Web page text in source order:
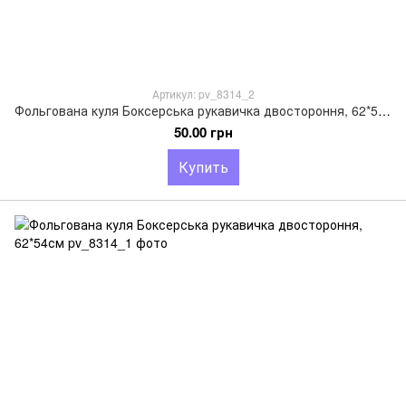
Артикул: pv_8314_2
Фольгована куля Боксерська рукавичка двостороння, 62*54см
50.00 грн
Купить